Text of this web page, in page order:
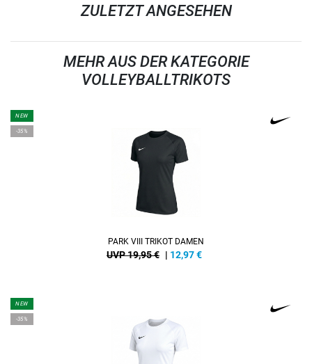
ZULETZT ANGESEHEN
MEHR AUS DER KATEGORIE
VOLLEYBALLTRIKOTS
NEW
-35%
PARK VIII TRIKOT DAMEN
UVP 19,95 € | 12,97€
NEW
-35%